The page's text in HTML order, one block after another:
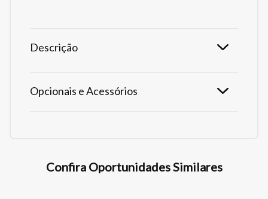
Descrição
Opcionais e Acessórios
Confira Oportunidades Similares